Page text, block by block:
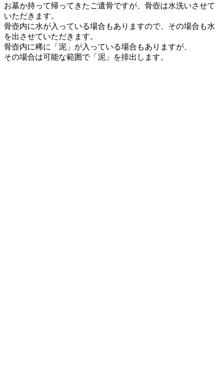
お墓か持って帰ってきたご遺骨ですが、骨壺は水洗いさせて
いただきます。
骨壺内に水が入っている場合もありますので、その場合も水
を出させていただきます。
骨壺内に稀に「泥」が入っている場合もありますが、
その場合は可能な範囲で「泥」を排出します。